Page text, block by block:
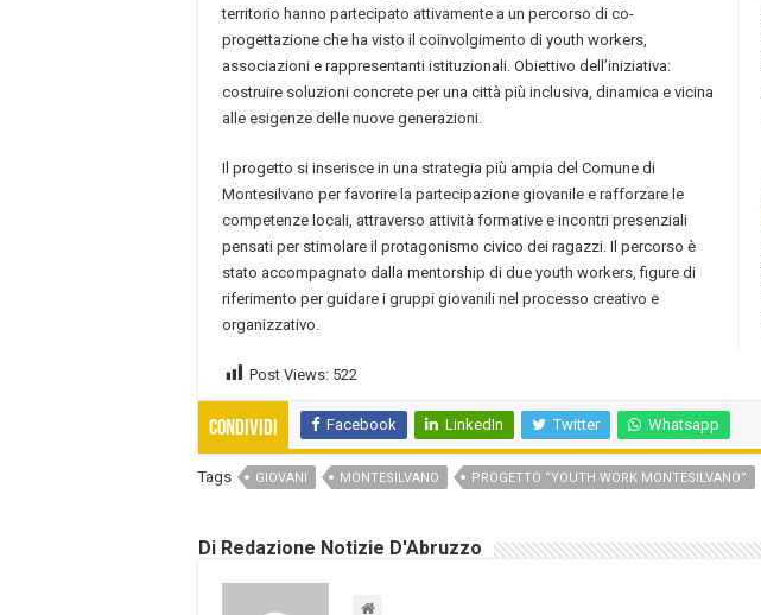
territorio hanno partecipato attivamente a un percorso di co-
progettazione che ha visto il coinvolgimento di youth workers,
associazioni e rappresentanti istituzionali. Obiettivo dell’iniziativa:
costruire soluzioni concrete per una città più inclusiva, dinamica e vicina
alle esigenze delle nuove generazioni.
Il progetto si inserisce in una strategia più ampia del Comune di
Montesilvano per favorire la partecipazione giovanile e rafforzare le
competenze locali, attraverso attività formative e incontri presenziali
pensati per stimolare il protagonismo civico dei ragazzi. Il percorso è
stato accompagnato dalla mentorship di due youth workers, figure di
riferimento per guidare i gruppi giovanili nel processo creativo e
organizzativo.
Post Views: 522
Condividi Facebook LinkedIn Twitter Whatsapp
Tags GIOVANI MONTESILVANO PROGETTO “YOUTH WORK MONTESILVANO”
Di Redazione Notizie D'Abruzzo